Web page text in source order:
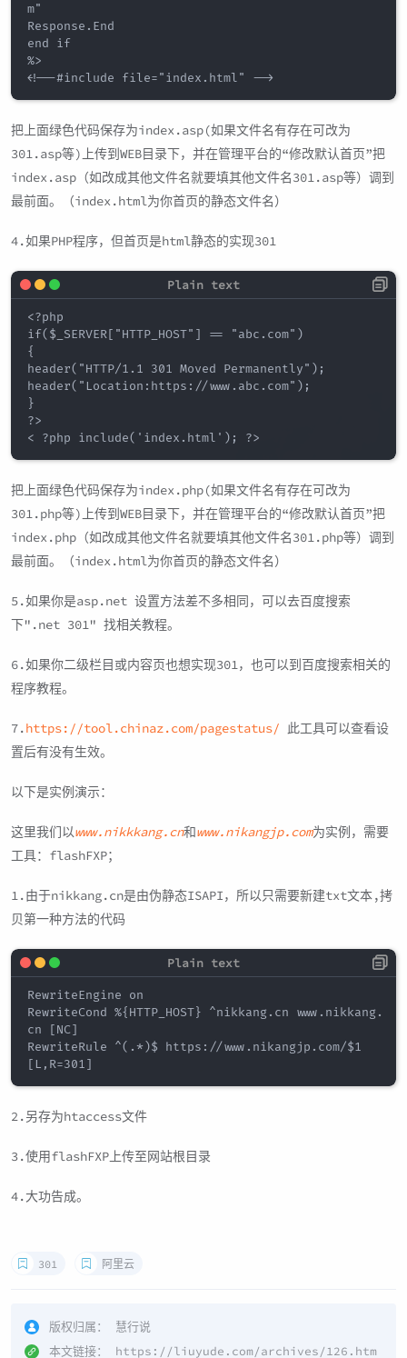
m"
Response.End
end if
%>
把上面绿色代码保存为index.asp(如果文件名有存在可改为
301.asp等)上传到WEB目录下，并在管理平台的“修改默认首页”把
index.asp（如改成其他文件名就要填其他文件名301.asp等）调到
最前面。（index.html为你首页的静态文件名）
4.如果PHP程序，但首页是html静态的实现301
<?php
if($_SERVER["HTTP_HOST"] == "abc.com")
{
header("HTTP/1.1 301 Moved Permanently");
header("Location:https://www.abc.com");
}
?>
把上面绿色代码保存为index.php(如果文件名有存在可改为
301.php等)上传到WEB目录下，并在管理平台的“修改默认首页”把
index.php（如改成其他文件名就要填其他文件名301.php等）调到
最前面。（index.html为你首页的静态文件名）
5.如果你是asp.net 设置方法差不多相同，可以去百度搜索
下".net 301" 找相关教程。
6.如果你二级栏目或内容页也想实现301，也可以到百度搜索相关的
程序教程。
7.https://tool.chinaz.com/pagestatus/ 此工具可以查看设
置后有没有生效。
以下是实例演示：
这里我们以www.nikkkang.cn和www.nikangjp.com为实例，需要
工具：flashFXP；
1.由于nikkang.cn是由伪静态ISAPI，所以只需要新建txt文本,拷
贝第一种方法的代码
RewriteEngine on
RewriteCond %{HTTP_HOST} ^nikkang.cn www.nikkang.
cn [NC]
RewriteRule ^(.*)$ https://www.nikangjp.com/$1
2.另存为htaccess文件
3.使用flashFXP上传至网站根目录
4.大功告成。
301 阿里云
版权归属：
慧行说
本文链接：
https://liuyude.com/archives/126.htm